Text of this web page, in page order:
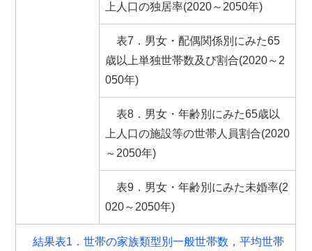
上人口の独居率(2020～2050年)
表7．男女・配偶関係別にみた65
歳以上単独世帯数及び割合(2020～2
050年)
表8．男女・年齢別にみた65歳以
上人口の施設等の世帯人員割合(2020
～2050年)
表9．男女・年齢別にみた未婚率(2
020～2050年)
結果表1．世帯の家族類型別一般世帯数，平均世帯